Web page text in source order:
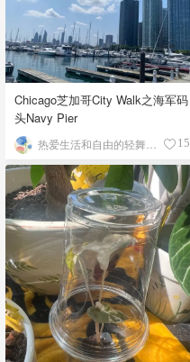
Chicago芝加哥City Walk之海军码
头Navy Pier
15